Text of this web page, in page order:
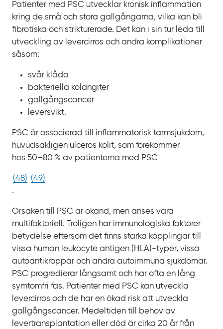
Patienter med PSC utvecklar kronisk inflammation
kring de små och stora gallgångarna, vilka kan bli
fibrotiska och strikturerade. Det kan i sin tur leda till
utveckling av levercirros och andra komplikationer
såsom:
svår klåda
bakteriella kolangiter
gallgångscancer
leversvikt.
PSC är associerad till inflammatorisk tarmsjukdom,
huvudsakligen ulcerös kolit, som förekommer
hos 50‍–‍80 % av patienterna med PSC
(48) (49)
.
Orsaken till PSC är okänd, men anses vara
multifaktoriell. Troligen har immunologiska faktorer
betydelse eftersom det finns starka kopplingar till
vissa human leukocyte antigen (HLA)‍-‍typer, vissa
autoantikroppar och andra autoimmuna sjukdomar.
PSC progredierar långsamt och har ofta en lång
symtomfri fas. Patienter med PSC kan utveckla
levercirros och de har en ökad risk att utveckla
gallgångscancer. Medeltiden till behov av
levertransplantation eller död är cirka 20 år från